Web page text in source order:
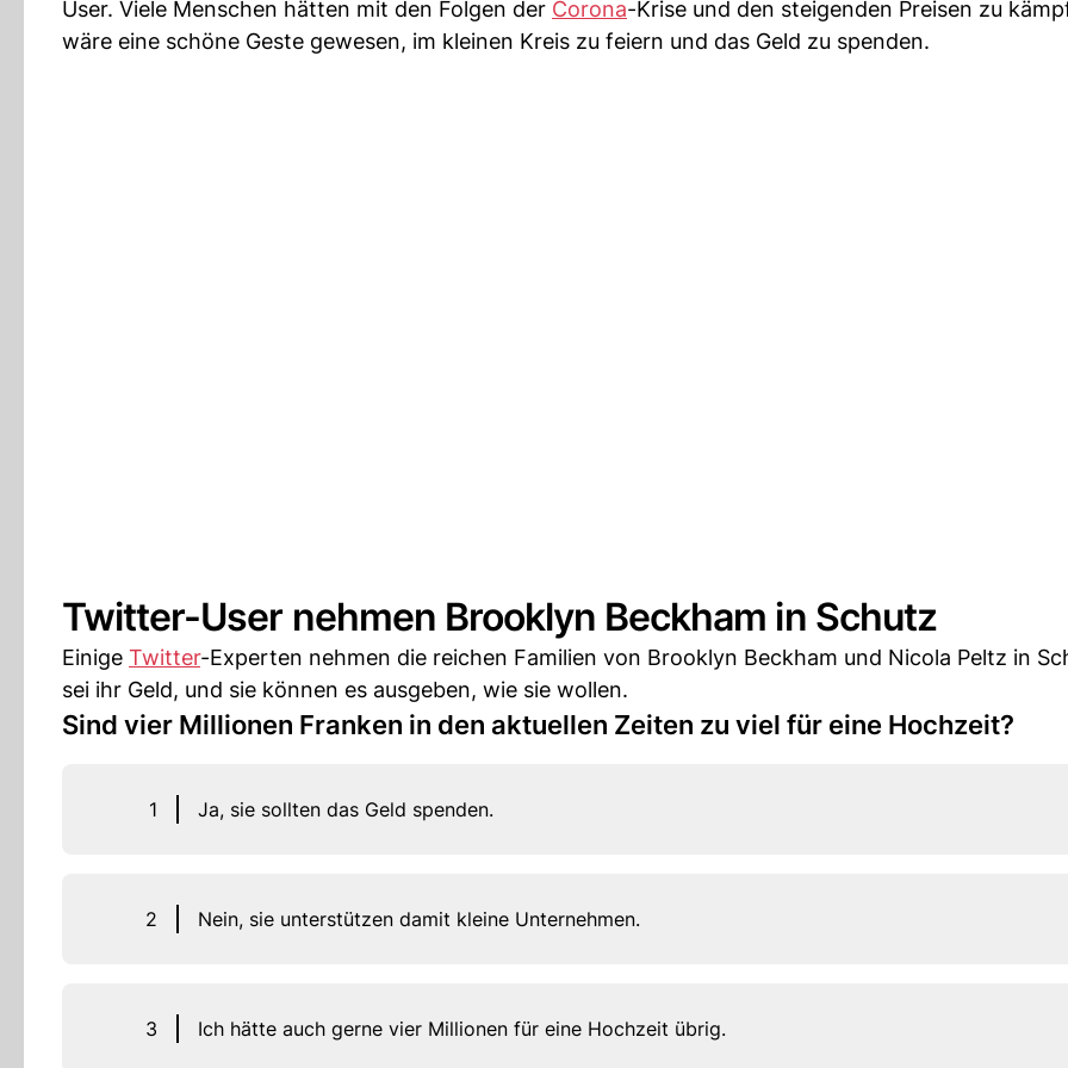
User. Viele Menschen hätten mit den Folgen der Corona-Krise und den steigenden Preisen zu
wäre eine schöne Geste gewesen, im kleinen Kreis zu feiern und das Geld zu spenden.
Twitter-User nehmen Brooklyn Beckham in Schutz
Einige Twitter-Experten nehmen die reichen Familien von Brooklyn Beckham und Nicola Peltz in
sei ihr Geld, und sie können es ausgeben, wie sie wollen.
Sind vier Millionen Franken in den aktuellen Zeiten zu viel für eine Hochzeit?
1 Ja, sie sollten das Geld spenden.
2 Nein, sie unterstützen damit kleine Unternehmen.
3 Ich hätte auch gerne vier Millionen für eine Hochzeit übrig.